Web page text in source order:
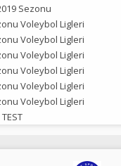
Sezonu
Voleybol Ligleri
Voleybol Ligleri
Voleybol Ligleri
Voleybol Ligleri
Voleybol Ligleri
Voleybol Ligleri
TEST